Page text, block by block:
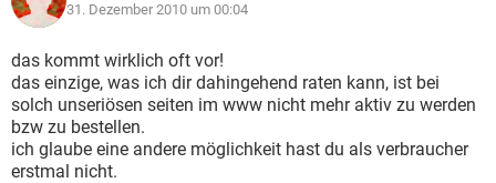
31. Dezember 2010 um 00:04
das kommt wirklich oft vor!
das einzige, was ich dir dahingehend raten kann, ist bei
solch unseriösen seiten im www nicht mehr aktiv zu werden
bzw zu bestellen.
ich glaube eine andere möglichkeit hast du als verbraucher
erstmal nicht.